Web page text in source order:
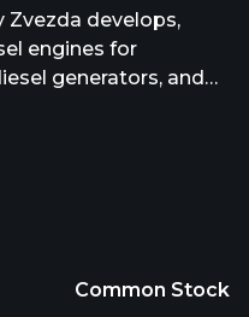
Zvezda develops,
engines for
generators, and
installation,
spare parts,
Common Stock